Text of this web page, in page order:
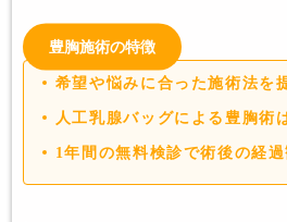
豊胸施術の特徴
希望や悩みに合った施術法を
人工乳腺バッグによる豊胸術
1年間の無料検診で術後の経